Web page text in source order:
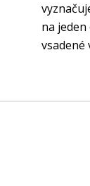
na
vsadené